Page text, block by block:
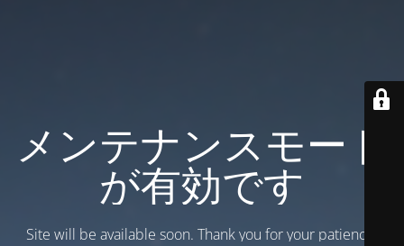
メンテナンスモード
が有効です
Site will be available soon. Thank you for your patience!